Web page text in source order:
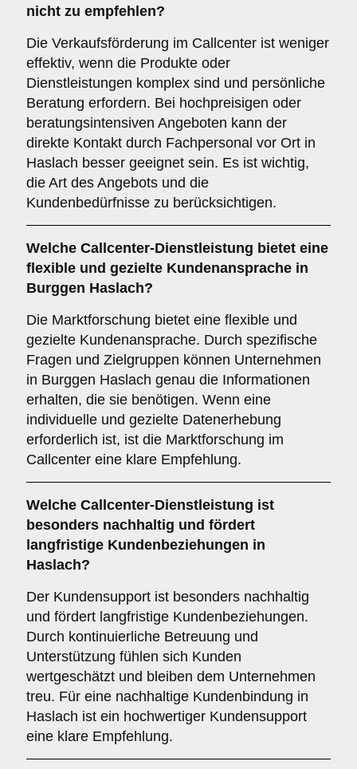
nicht zu empfehlen?
Die Verkaufsförderung im Callcenter ist weniger
effektiv, wenn die Produkte oder
Dienstleistungen komplex sind und persönliche
Beratung erfordern. Bei hochpreisigen oder
beratungsintensiven Angeboten kann der
direkte Kontakt durch Fachpersonal vor Ort in
Haslach besser geeignet sein. Es ist wichtig,
die Art des Angebots und die
Kundenbedürfnisse zu berücksichtigen.
Welche Callcenter-Dienstleistung bietet eine
flexible und gezielte Kundenansprache in
Burggen Haslach?
Die Marktforschung bietet eine flexible und
gezielte Kundenansprache. Durch spezifische
Fragen und Zielgruppen können Unternehmen
in Burggen Haslach genau die Informationen
erhalten, die sie benötigen. Wenn eine
individuelle und gezielte Datenerhebung
erforderlich ist, ist die Marktforschung im
Callcenter eine klare Empfehlung.
Welche Callcenter-Dienstleistung ist
besonders nachhaltig und fördert
langfristige Kundenbeziehungen in
Haslach?
Der Kundensupport ist besonders nachhaltig
und fördert langfristige Kundenbeziehungen.
Durch kontinuierliche Betreuung und
Unterstützung fühlen sich Kunden
wertgeschätzt und bleiben dem Unternehmen
treu. Für eine nachhaltige Kundenbindung in
Haslach ist ein hochwertiger Kundensupport
eine klare Empfehlung.